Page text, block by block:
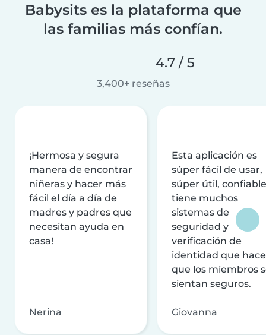
Babysits es la plataforma que
las familias más confían.
4.7 / 5
3,400+ reseñas
¡Hermosa y segura
manera de encontrar
niñeras y hacer más
fácil el día a día de
madres y padres que
necesitan ayuda en
casa!
Nerina
Esta aplicación es
súper fácil de usar,
súper útil,
tiene muchos
sistemas de
seguridad y
verificación de
identidad que
que los miembros
sientan seguros.
Giovanna